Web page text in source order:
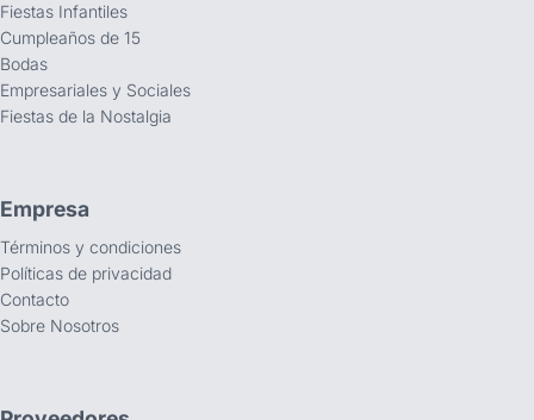
Fiestas Infantiles
Cumpleaños de 15
Bodas
Empresariales y Sociales
Fiestas de la Nostalgia
Empresa
Términos y condiciones
Políticas de privacidad
Contacto
Sobre Nosotros